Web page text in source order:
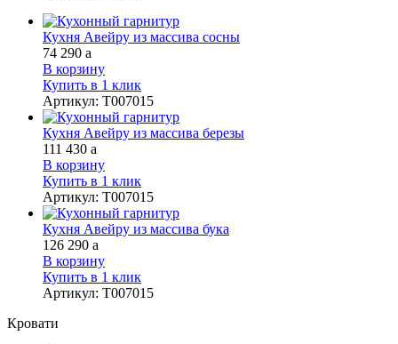
Кухня Авейру из массива сосны
74 290 a
В корзину
Купить в 1 клик
Артикул: Т007015
Кухня Авейру из массива березы
111 430 a
В корзину
Купить в 1 клик
Артикул: Т007015
Кухня Авейру из массива бука
126 290 a
В корзину
Купить в 1 клик
Артикул: Т007015
Кровати